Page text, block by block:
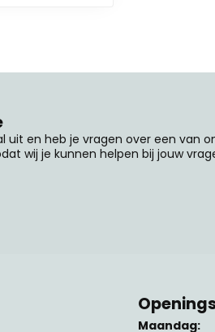
uit en heb je vragen over een van
wij je kunnen helpen bij jouw
Maandag: